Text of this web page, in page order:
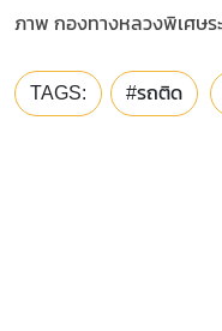
ภาพ กองทางหลวงพิเศษร
TAGS: #รถติด